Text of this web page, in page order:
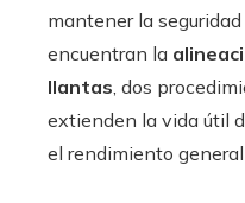
mantener la
encuentran la
llantas , dos
extienden la vida útil
el rendimiento